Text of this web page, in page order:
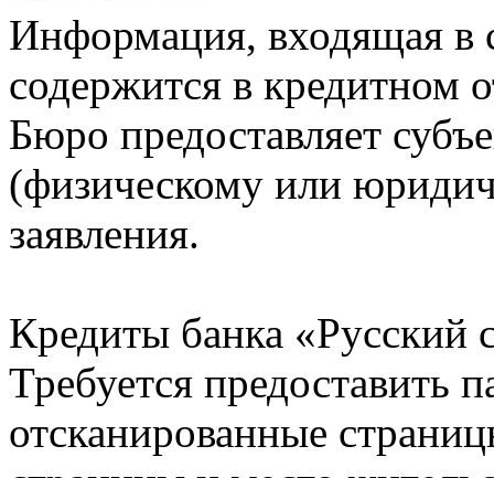
Информация, входящая в
содержится в кредитном
Бюро предоставляет
(физическому или
заявления.
Кредиты банка «Русский
Требуется предоставить
отсканированные